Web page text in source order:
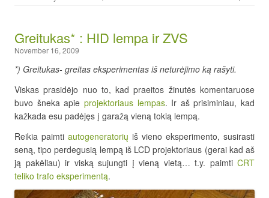
Greitukas* : HID lempa ir ZVS
November 16, 2009
*) Greitukas- greitas eksperimentas iš neturėjimo ką rašyti.
Viskas prasidėjo nuo to, kad praeitos žinutės komentaruose
buvo šneka apie projektoriaus lempas. Ir aš prisiminiau, kad
kažkada esu padėjęs į garažą vieną tokią lempą.
Reikia paimti autogeneratorių iš vieno eksperimento, susirasti
seną, tipo perdegusią lempą iš LCD projektoriaus (gerai kad aš
ją pakėliau) ir viską sujungti į vieną vietą… t.y. paimti CRT
teliko trafo eksperimentą.